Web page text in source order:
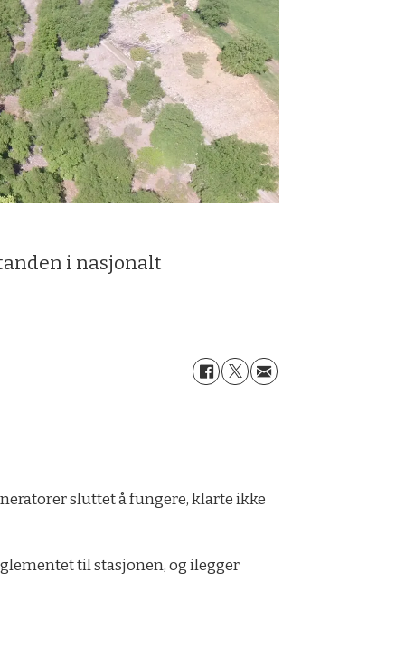
i nasjonalt
sluttet å fungere, klarte ikke
til stasjonen, og ilegger